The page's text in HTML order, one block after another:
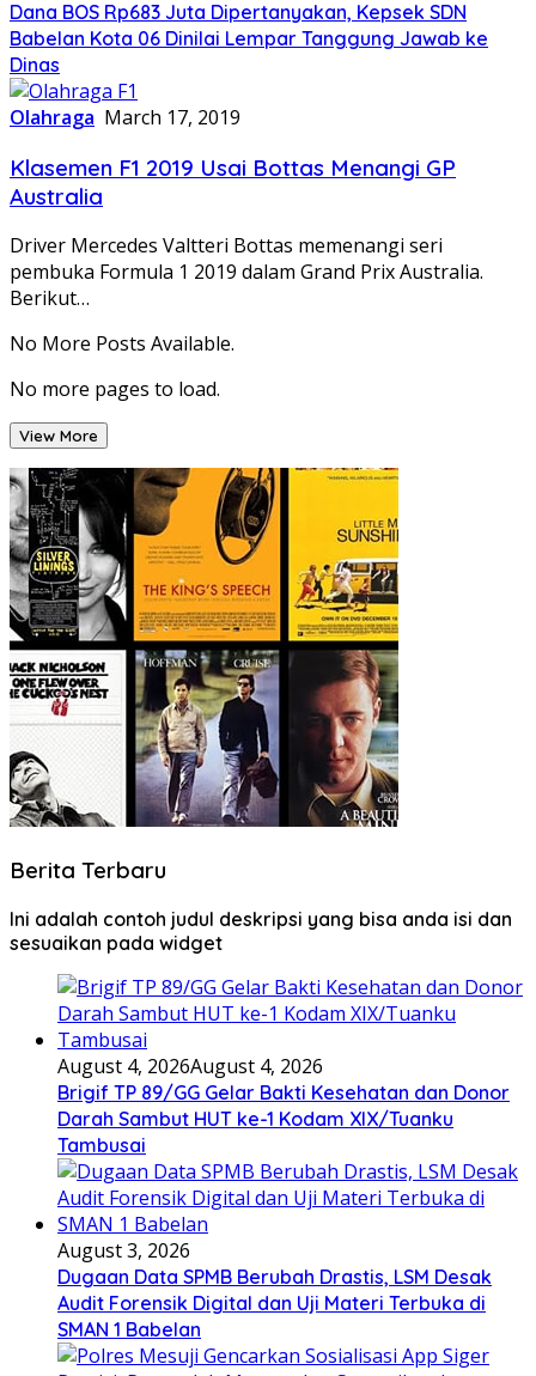
Dana BOS Rp683 Juta Dipertanyakan, Kepsek SDN
Babelan Kota 06 Dinilai Lempar Tanggung Jawab ke
Dinas
Olahraga March 17, 2019
Klasemen F1 2019 Usai Bottas Menangi GP
Australia
Driver Mercedes Valtteri Bottas memenangi seri
pembuka Formula 1 2019 dalam Grand Prix Australia.
Berikut…
No More Posts Available.
No more pages to load.
View More
Berita Terbaru
Ini adalah contoh judul deskripsi yang bisa anda isi dan
sesuaikan pada widget
August 4, 2026August 4, 2026
Brigif TP 89/GG Gelar Bakti Kesehatan dan Donor
Darah Sambut HUT ke-1 Kodam XIX/Tuanku
Tambusai
August 3, 2026
Dugaan Data SPMB Berubah Drastis, LSM Desak
Audit Forensik Digital dan Uji Materi Terbuka di
SMAN 1 Babelan